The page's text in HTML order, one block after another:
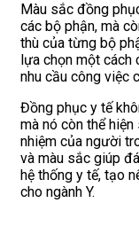
Màu sắc đồng
các bộ phận, mà
thù của từng bộ
lựa chọn một
nhu cầu công việc
Đồng phục y tế
mà nó còn thể
nhiệm của người
và màu sắc giúp
hệ thống y tế, tạo
cho ngành Y.